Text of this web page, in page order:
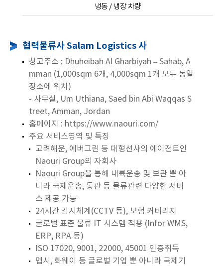
냉동 / 냉장 차량
협력물류사 Salam Logistics 사
창고주소 : Dhuheibah Al Gharbiyah – Sahab, A
mman (1,000sqm 6개, 4,000sqm 1개 모두 동일
장소에 위치)
- 사무실, Um Uthiana, Saed bin Abi Waqqas S
treet, Amman, Jordan
홈페이지 : https://www.naouri.com/
주요 서비스영역 및 특징
고려해운, 에버그린 등 대형선사의 에이전트인
Naouri Group의 자회사
Naouri Group을 통해 내륙운송 및 보관 뿐 아
니라 국제운송, 통관 등 물류관련 다양한 서비
스 제공 가능
24시간 감시체계(CCTV 등), 보험 커버리지
글로벌 표준 물류 IT 시스템 적용 (Infor WMS,
ERP, RPA 등)
ISO 17020, 9001, 22000, 45001 인증취득
펩시, 화웨이 등 글로벌 기업 뿐 아니라 국제기